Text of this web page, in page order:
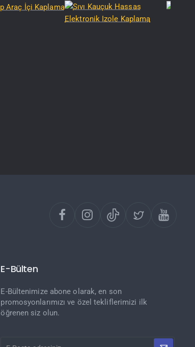
E-Bülten
E-Bültenimize abone olarak, en son
promosyonlarımızı ve özel tekliflerimizi ilk
öğrenen siz olun.